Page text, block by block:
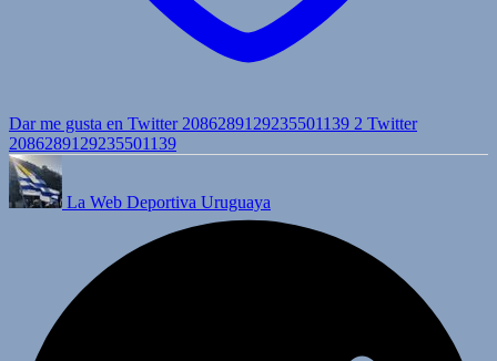
Dar me gusta en Twitter 2086289129235501139 2 Twitter
2086289129235501139
La Web Deportiva Uruguaya